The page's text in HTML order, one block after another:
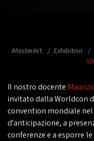
iMasterArt Exhibition
Il nostro docente
invitato dalla Worldcon
convention mondiale
d'anticipazione, a
conferenze e a esporre